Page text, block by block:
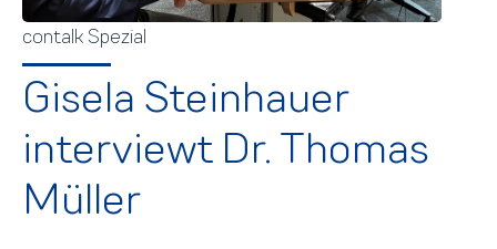
contalk Spezial
Gisela Steinhauer
interviewt Dr. Thomas
Müller